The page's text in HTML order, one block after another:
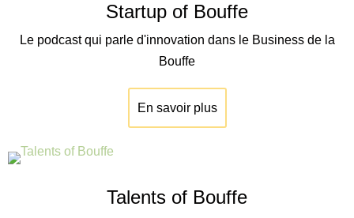
Startup of Bouffe
Le podcast qui parle d'innovation dans le Business de la
Bouffe
En savoir plus
Talents of Bouffe